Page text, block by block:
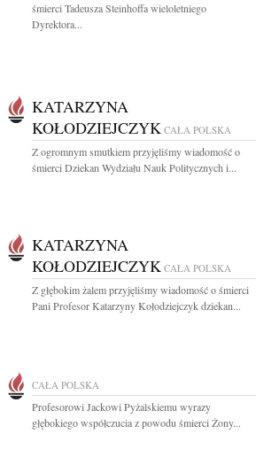
śmierci Tadeusza Steinhoffa wieloletniego
Dyrektora...
KATARZYNA
KOŁODZIEJCZYK CAŁA POLSKA
Z ogromnym smutkiem przyjęliśmy wiadomość o
śmierci Dziekan Wydziału Nauk Politycznych i...
KATARZYNA
KOŁODZIEJCZYK CAŁA POLSKA
Z głębokim żalem przyjęliśmy wiadomość o śmierci
Pani Profesor Katarzyny Kołodziejczyk dziekan...
CAŁA POLSKA
Profesorowi Jackowi Pyżalskiemu wyrazy
głębokiego współczucia z powodu śmierci Żony...